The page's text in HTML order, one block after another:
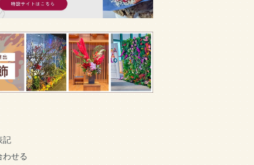
記
せる